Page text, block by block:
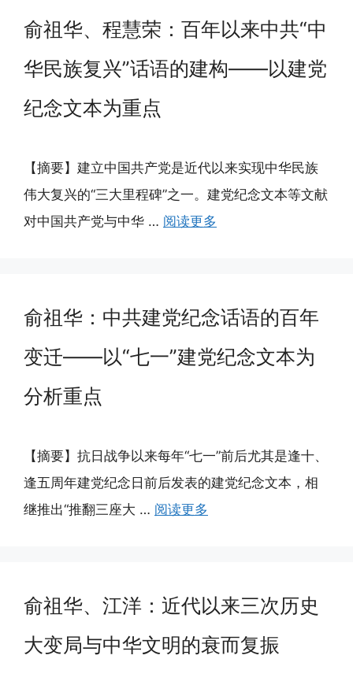
俞祖华、程慧荣：百年以来中共“中
华民族复兴”话语的建构——以建党
纪念文本为重点
【摘要】建立中国共产党是近代以来实现中华民族
伟大复兴的“三大里程碑”之一。建党纪念文本等文献
对中国共产党与中华 … 阅读更多
俞祖华：中共建党纪念话语的百年
变迁——以“七一”建党纪念文本为
分析重点
【摘要】抗日战争以来每年“七一”前后尤其是逢十、
逢五周年建党纪念日前后发表的建党纪念文本，相
继推出“推翻三座大 … 阅读更多
俞祖华、江洋：近代以来三次历史
大变局与中华文明的衰而复振